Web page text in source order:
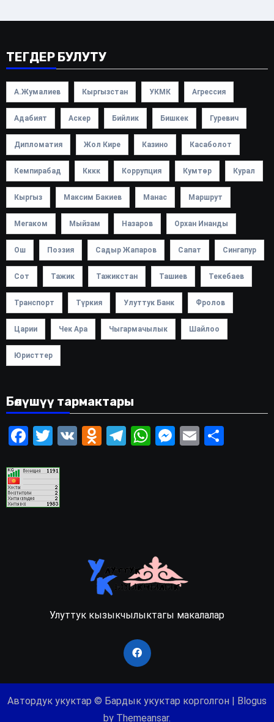
ТЕГДЕР БУЛУТУ
А.Жумалиев Кыргызстан УКМК Агрессия
Адабият Аскер Бийлик Бишкек Гуревич
Дипломатия Жол Кире Казино Касаболот
Кемпирабад Кккк Коррупция Кумтөр Курал
Кыргыз Максим Бакиев Манас Маршрут
Мегаком Мыйзам Назаров Орхан Инанды
Ош Поэзия Садыр Жапаров Сапат Сингапур
Сот Тажик Тажикстан Ташиев Текебаев
Транспорт Түркия Улуттук Банк Фролов
Царии Чек Ара Чыгармачылык Шайлоо
Юристтер
Бөлүшүү тармактары
Facebook
Twitter
VKOdnoklassniki
Telegram
WhatsApp
Messenger
EmailShare
Улуттук кызыкчылыктагы макалалар
Автордук укуктар © Бардык укуктар корголгон | Blogus
by Themeansar.